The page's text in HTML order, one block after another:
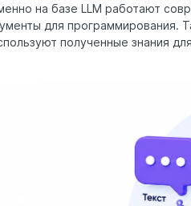
на базе LLM работают
для программирования.
полученные знания